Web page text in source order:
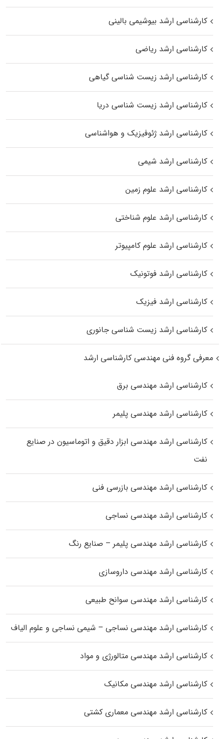
کارشناسی ارشد بیوشیمی بالینی
کارشناسی ارشد ریاضی
کارشناسی ارشد زیست‌ شناسی گیاهی
کارشناسی ارشد زیست‌ شناسی دریا
کارشناسی ارشد ژئوفیزیک و هواشناسی
کارشناسی ارشد شیمی
کارشناسی ارشد علوم زمین
کارشناسی ارشد علوم شناختی
کارشناسی ارشد علوم کامپیوتر
کارشناسی ارشد فوتونیک
کارشناسی ارشد فیزیک
کارشناسی ارشد زیست‌ شناسی جانوری
معرفی گروه فنی مهندسی کارشناسی ارشد
کارشناسی ارشد مهندسی برق
کارشناسی ارشد مهندسی پلیمر
کارشناسی ارشد مهندسی ابزار دقیق و اتوماسیون در صنایع
نفت
کارشناسی ارشد مهندسی بازرسی فنی
کارشناسی ارشد مهندسی نساجی
کارشناسی ارشد مهندسی پلیمر – صنایع رنگ
کارشناسی ارشد مهندسی داروسازی
کارشناسی ارشد مهندسی سوانح طبیعی
کارشناسی ارشد مهندسی نساجی – شیمی نساجی و علوم الیاف
کارشناسی ارشد مهندسی متالورژی و مواد
کارشناسی ارشد مهندسی مکانیک
کارشناسی ارشد مهندسی معماری کشتی